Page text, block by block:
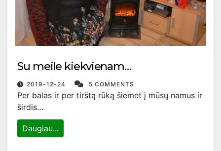
Su meile kiekvienam…
2019-12-24 5 COMMENTS
Per balas ir per tirštą rūką šiemet į mūsų namus ir
širdis…
Daugiau...